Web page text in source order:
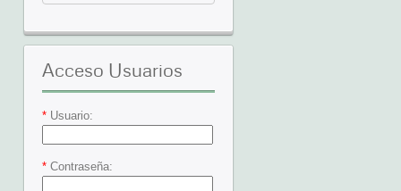
Cuchillo de Cocina Global
Tijeras
(Outlet)
Acceso Usuarios
* Usuario:
* Contraseña: